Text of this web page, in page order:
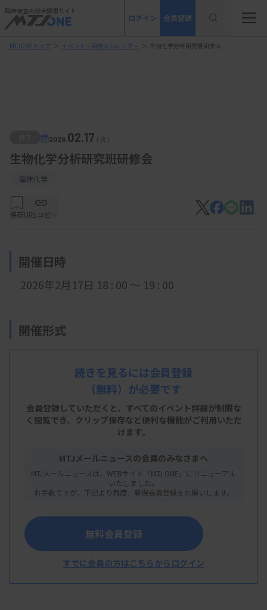
臨床検査の総合情報サイト
ログイン 会員登録
MTJONEトップ ＞ イベント・研修会カレンダー ＞ 生物化学分析研究班研修会
2026. 02.17（火）
生物化学分析研究班研修会
臨床化学
保存URLコピー
開催日時
2026年2月17日 18 : 00 ～ 19 : 00
開催形式
LIVE配信
主 催
徳島県臨床検査技師会
概 要
・演題：タイムコースからデータを読み取る
西川敦子先生（富士フイルム和光純薬株式会
社 中国営業所）
続きを見るには会員登録
（無料）が必要です
会員登録していただくと、すべてのイベント詳細が制限な
く閲覧でき、 クリップ保存など便利な機能がご利用いただ
けます。
MTJメールニュースの会員のみなさまへ
MTJメールニュースは、WEBサイト「MTJ ONE」にリニューアル
いたしました。
お手数ですが、下記より再度、新規会員登録をお願いします。
無料会員登録
すでに会員の方はこちらからログイン